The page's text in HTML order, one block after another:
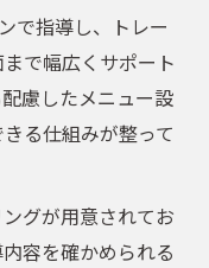
ルジム指導ポイ
フォーム習得の
コツを解説
くい理由を解説
で指導し、トレー
で幅広くサポート
慮したメニュー設
る仕組みが整って
グが用意されてお
容を確かめられる